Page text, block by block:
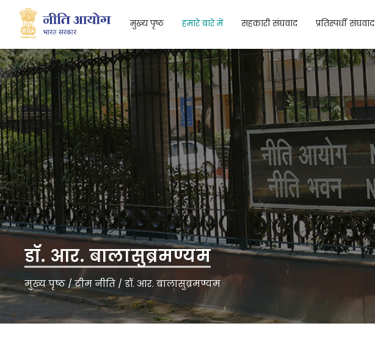
मुख्य पृष्ठ हमारे बारे में सहकारी संघवाद प्रतिस्पर्धी संघवाद
Search
मुख्य पृष्ठ /टीम नीति /डॉ. आर. बालासुब्रमण्यम
डॉ. आर. बालासुब्रमण्यम